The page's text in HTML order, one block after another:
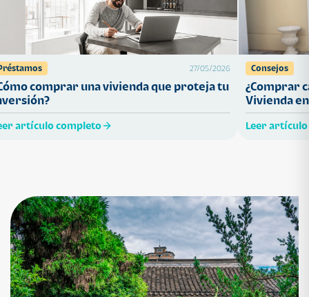
27/05/2026
comprar una vivienda que proteja tu
artículo completo
Consejos
¿Comprar
Vivienda
Leer